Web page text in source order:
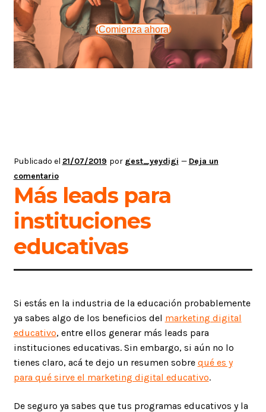
¡Comienza ahora!
Publicado el 21/07/2019 por gest_yeydigi — Deja un
comentario
Más leads para
instituciones
educativas
Si estás en la industria de la educación probablemente
ya sabes algo de los beneficios del marketing digital
educativo, entre ellos generar más leads para
instituciones educativas. Sin embargo, si aún no lo
tienes claro, acá te dejo un resumen sobre qué es y
para qué sirve el marketing digital educativo.
De seguro ya sabes que tus programas educativos y la